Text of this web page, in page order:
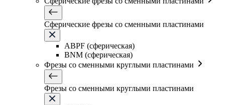
Сферические фрезы со сменными пластинами
ABPF (сферическая)
BNM (сферическая)
Фрезы со сменными круглыми пластинами
Фрезы со сменными круглыми пластинами